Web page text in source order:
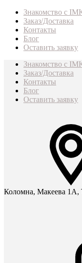
Знакомство с
Заказ/Доставка
Контакты
Блог
Оставить заявку
Знакомство с
Заказ/Доставка
Контакты
Блог
Оставить заявку
Коломна, Макеева 1А,